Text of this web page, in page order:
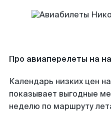
Про авиаперелеты на
Календарь низких цен
показывает выгодные
неделю по маршруту